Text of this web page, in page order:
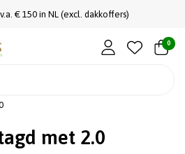
€ 150 in NL (excl. dakkoffers)
0
met 2.0